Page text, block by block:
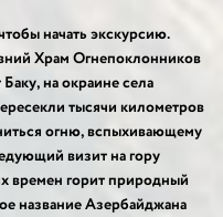
начать экскурсию.
Храм Огнепоклонников
на окраине села
тысячи километров
огню, вспыхивающему
визит на гору
времен горит природный
название Азербайджана